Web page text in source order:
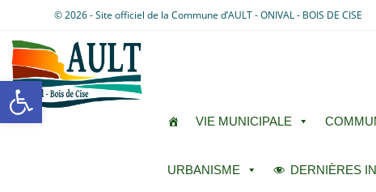
Ouvrir la barre d’outils
© 2026 - Site officiel de la Commune d’AULT - ONIVAL - BOIS DE CISE
VIE MUNICIPALE
URBANISME DERNIÈRES